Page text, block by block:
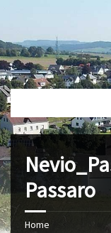
Passaro
Home